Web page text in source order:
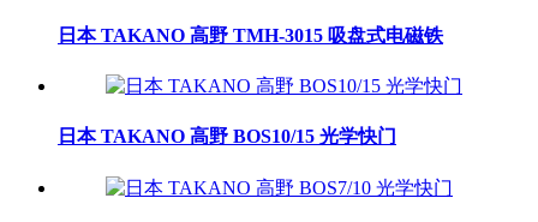
日本 TAKANO 高野 TMH-3015 吸盘式电磁铁
日本 TAKANO 高野 BOS10/15 光学快门